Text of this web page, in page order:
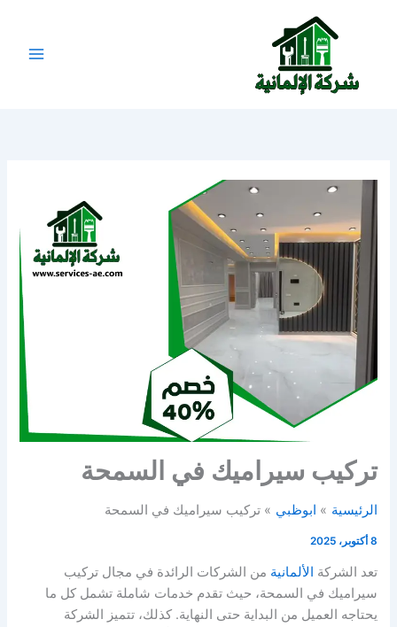
تركيب سيراميك في السمحة
الرئيسية ابوظبي تركيب سيراميك في السمحة
8 أكتوبر، 2025
تعد الشركة الألمانية من الشركات الرائدة في مجال تركيب
سيراميك في السمحة، حيث تقدم خدمات شاملة تشمل كل ما
يحتاجه العميل من البداية حتى النهاية. كذلك، تتميز الشركة